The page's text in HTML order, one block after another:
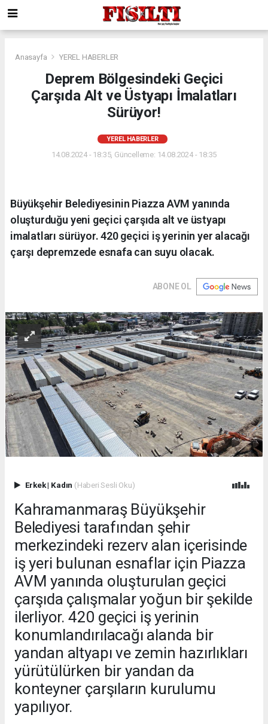
Anasayfa YEREL HABERLER
Deprem Bölgesindeki Geçici
Çarşıda Alt ve Üstyapı İmalatları
Sürüyor!
YEREL HABERLER
14.08.2024 - 18:35, Güncelleme: 14.08.2024 - 18:35
Büyükşehir Belediyesinin Piazza AVM yanında
oluşturduğu yeni geçici çarşıda alt ve üstyapı
imalatları sürüyor. 420 geçici iş yerinin yer alacağı
çarşı depremzede esnafa can suyu olacak.
ABONE OL
Erkek| Kadın (Haberi Sesli Oku)
Kahramanmaraş Büyükşehir
Belediyesi tarafından şehir
merkezindeki rezerv alan içerisinde
iş yeri bulunan esnaflar için Piazza
AVM yanında oluşturulan geçici
çarşıda çalışmalar yoğun bir şekilde
ilerliyor. 420 geçici iş yerinin
konumlandırılacağı alanda bir
yandan altyapı ve zemin hazırlıkları
yürütülürken bir yandan da
konteyner çarşıların kurulumu
yapılıyor.